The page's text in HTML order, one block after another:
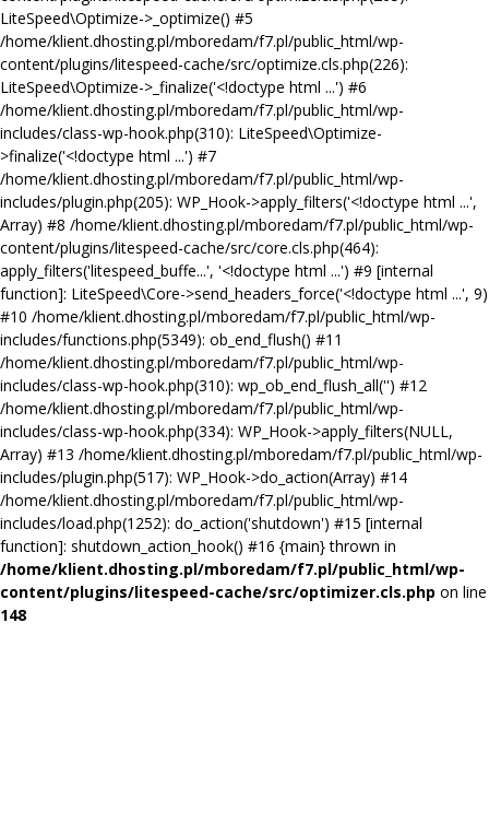
LiteSpeed\Optimize->_optimize() #5
/home/klient.dhosting.pl/mboredam/f7.pl/public_html/wp-
content/plugins/litespeed-cache/src/optimize.cls.php(226):
LiteSpeed\Optimize->_finalize('<!doctype html ...') #6
/home/klient.dhosting.pl/mboredam/f7.pl/public_html/wp-
includes/class-wp-hook.php(310): LiteSpeed\Optimize-
>finalize('<!doctype html ...') #7
/home/klient.dhosting.pl/mboredam/f7.pl/public_html/wp-
includes/plugin.php(205): WP_Hook->apply_filters('<!doctype html ...',
Array) #8 /home/klient.dhosting.pl/mboredam/f7.pl/public_html/wp-
content/plugins/litespeed-cache/src/core.cls.php(464):
apply_filters('litespeed_buffe...', '<!doctype html ...') #9 [internal
function]: LiteSpeed\Core->send_headers_force('<!doctype html ...', 9)
#10 /home/klient.dhosting.pl/mboredam/f7.pl/public_html/wp-
includes/functions.php(5349): ob_end_flush() #11
/home/klient.dhosting.pl/mboredam/f7.pl/public_html/wp-
includes/class-wp-hook.php(310): wp_ob_end_flush_all('') #12
/home/klient.dhosting.pl/mboredam/f7.pl/public_html/wp-
includes/class-wp-hook.php(334): WP_Hook->apply_filters(NULL,
Array) #13 /home/klient.dhosting.pl/mboredam/f7.pl/public_html/wp-
includes/plugin.php(517): WP_Hook->do_action(Array) #14
/home/klient.dhosting.pl/mboredam/f7.pl/public_html/wp-
includes/load.php(1252): do_action('shutdown') #15 [internal
function]: shutdown_action_hook() #16 {main} thrown in
/home/klient.dhosting.pl/mboredam/f7.pl/public_html/wp-
content/plugins/litespeed-cache/src/optimizer.cls.php on line
148